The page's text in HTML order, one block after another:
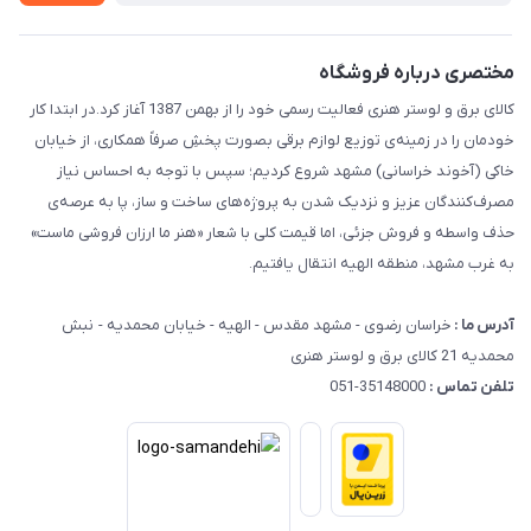
مختصری درباره فروشگاه
کالای برق و لوستر هنری فعالیت رسمی خود را از بهمن 1387 آغاز کرد.در ابتدا کار
خودمان را در زمینه‌ی توزیع لوازم برقی بصورت پخشِ صرفاً همکاری، از خیابان
خاکی (آخوند خراسانی) مشهد شروع کردیم؛ سپس با توجه به احساس نیاز
مصرف‌کنندگان عزیز و نزدیک شدن به پروژه‌های ساخت و ساز، پا به عرصه‌ی
حذف واسطه و فروش جزئی، اما قیمت کلی با شعار «هنر ما ارزان فروشی ماست»
به غرب مشهد، منطقه الهیه انتقال یافتیم.
آدرس ما : خراسان رضوی - مشهد مقدس - الهیه - خیابان محمدیه - نبش
محمدیه 21 کالای برق و لوستر هنری
تلفن تماس :